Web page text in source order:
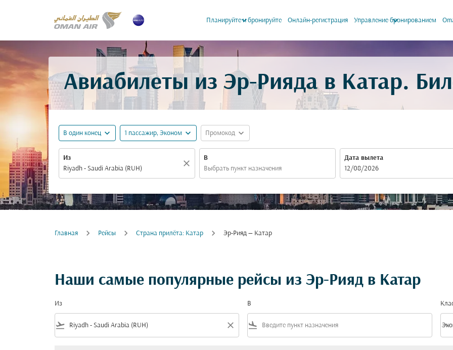
Планируйте и бронируйте
keyboard_arrow_down Онлайн-регистрация Управление бронированием
keyboard_arrow_down
Авиабилеты из Эр-Рияда в Катар.
В один конец expand_more 1 пассажир, Эконом expand_more Промокод expand_more
Из
close
В
Дата вылета
fc-booking-departure-date-aria-label
12/08/2026
Главная Рейсы Cтрана прилёта: Катар Эр-Рияд — Катар
Наши самые популярные рейсы из Эр-Рияд в Катар
Из
flight_takeoff close
В
flight_land keyboard_arrow_down